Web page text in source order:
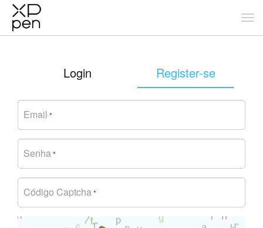
Login Register-se
Email *
Senha*
Código Captcha*